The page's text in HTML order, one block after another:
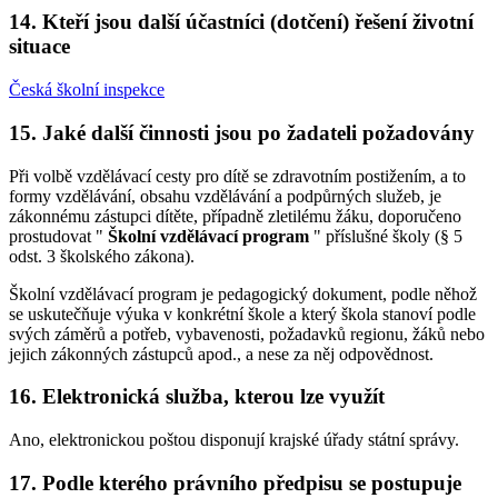
14. Kteří jsou další účastníci (dotčení) řešení životní
situace
Česká školní inspekce
15. Jaké další činnosti jsou po žadateli požadovány
Při volbě vzdělávací cesty pro dítě se zdravotním postižením, a to
formy vzdělávání, obsahu vzdělávání a podpůrných služeb, je
zákonnému zástupci dítěte, případně zletilému žáku, doporučeno
prostudovat " Školní vzdělávací program " příslušné školy (§ 5
odst. 3 školského zákona).
Školní vzdělávací program je pedagogický dokument, podle něhož
se uskutečňuje výuka v konkrétní škole a který škola stanoví podle
svých záměrů a potřeb, vybavenosti, požadavků regionu, žáků nebo
jejich zákonných zástupců apod., a nese za něj odpovědnost.
16. Elektronická služba, kterou lze využít
Ano, elektronickou poštou disponují krajské úřady státní správy.
17. Podle kterého právního předpisu se postupuje